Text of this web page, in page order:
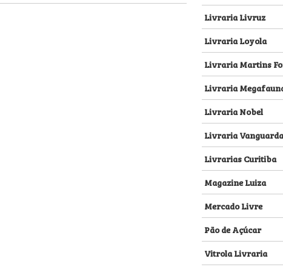
Livraria Livruz
Livraria Loyola
Livraria Martins
Livraria
Livraria Nobel
Livraria Vanguarda
Livrarias Curitiba
Magazine Luiza
Mercado Livre
Pão de Açúcar
Vitrola Livraria